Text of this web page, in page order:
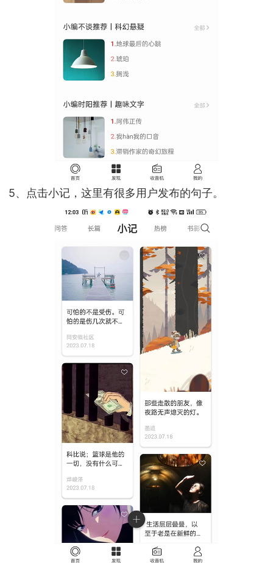
5、点击小记，这里有很多用户发布的句子。